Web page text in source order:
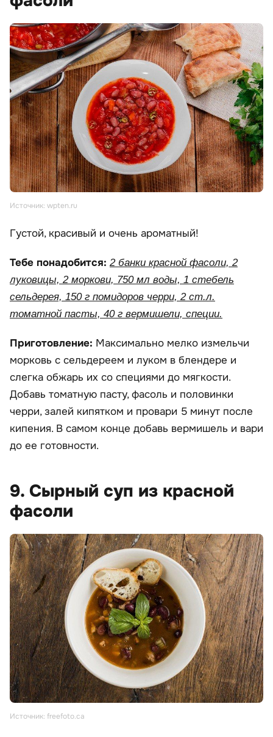
Источник: wpten.ru
Густой, красивый и очень ароматный!
Тебе понадобится: 2 банки красной фасоли, 2
луковицы, 2 моркови, 750 мл воды, 1 стебель
сельдерея, 150 г помидоров черри, 2 ст.л.
томатной пасты, 40 г вермишели, специи.
Приготовление: Максимально мелко измельчи
морковь с сельдереем и луком в блендере и
слегка обжарь их со специями до мягкости.
Добавь томатную пасту, фасоль и половинки
черри, залей кипятком и провари 5 минут после
кипения. В самом конце добавь вермишель и вари
до ее готовности.
9. Сырный суп из красной
фасоли
Источник: freefoto.ca